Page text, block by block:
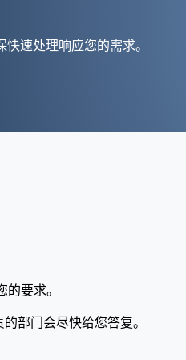
速处理响应您的需求。
要求。
部门会尽快给您答复。